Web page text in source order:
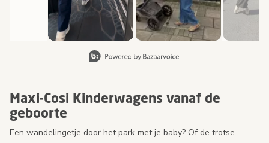
Maxi-Cosi Kinderwagens vanaf de
geboorte
Een wandelingetje door het park met je baby? Of de trotse